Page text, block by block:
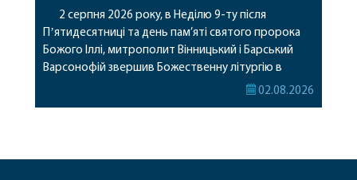
2 серпня 2026 року, в Неділю 9-ту після
Пʼятидесятниці та день пам’яті святого пророка
Божого Іллі, митрополит Вінницький і Барський
Варсонофій звершив Божественну літургію в
Барському жіночому монастирі. Перед початком
02.08.2026